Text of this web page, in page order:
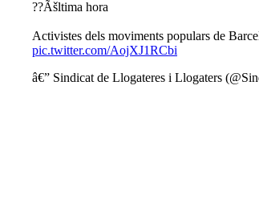
??Ãšltima hora
Activistes dels moviments populars de
pic.twitter.com/AojXJ1RCbi
â€” Sindicat de Llogateres i Llogaters